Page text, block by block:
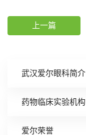
武汉爱尔眼科简介
药物临床实验机构
爱尔荣誉
上一篇